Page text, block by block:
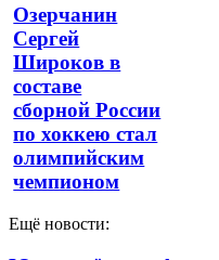
Озерчанин
Сергей
Широков в
составе
сборной России
по хоккею стал
олимпийским
чемпионом
Ещё новости: